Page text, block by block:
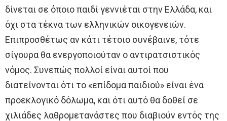
δίνεται σε όποιο παιδί γεννιέται στην Ελλάδα, και
όχι στα τέκνα των ελληνικών οικογενειών.
Επιπροσθέτως αν κάτι τέτοιο συνέβαινε, τότε
σίγουρα θα ενεργοποιούταν ο αντιρατσιστικός
νόμος. Συνεπώς πολλοί είναι αυτοί που
διατείνονται ότι το «επίδομα παιδιού» είναι ένα
προεκλογικό δόλωμα, και ότι αυτό θα δοθεί σε
χιλιάδες λαθρομετανάστες που διαβιούν εντός της